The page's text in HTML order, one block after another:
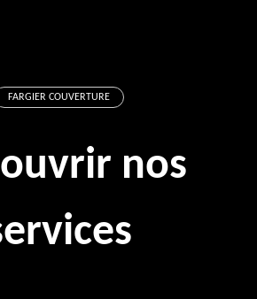
FARGIER COUVERTURE
nos